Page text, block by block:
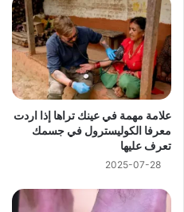
علامة مهمة في عينك تراها إذا اردت
معرفا الكوليسترول في جسمك
تعرف عليها
2025-07-28